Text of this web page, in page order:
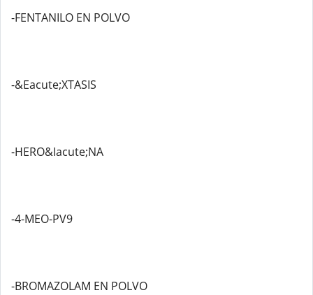
-FENTANILO EN POLVO
-&Eacute;XTASIS
-HERO&Iacute;NA
-4-MEO-PV9
-BROMAZOLAM EN POLVO